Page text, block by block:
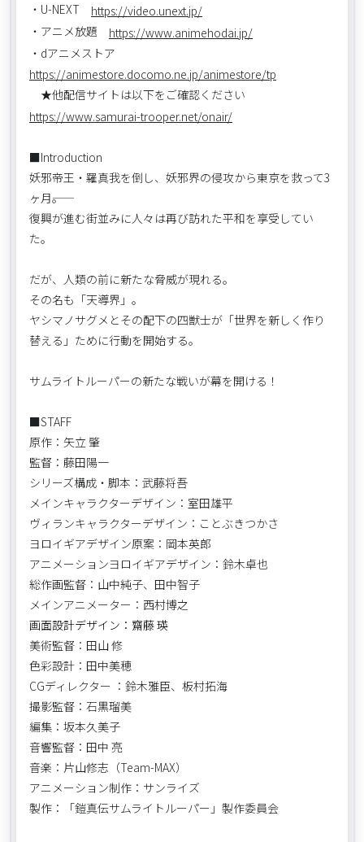
・U-NEXT https://video.unext.jp/
・アニメ放題 https://www.animehodai.jp/
・dアニメストア
https://animestore.docomo.ne.jp/animestore/tp
★他配信サイトは以下をご確認ください
https://www.samurai-trooper.net/onair/
■Introduction
妖邪帝王・羅真我を倒し、妖邪界の侵攻から東京を救って3
ヶ月――。
復興が進む街並みに人々は再び訪れた平和を享受してい
た。
だが、人類の前に新たな脅威が現れる。
その名も「天導界」。
ヤシマノサグメとその配下の四獣士が「世界を新しく作り
替える」ために行動を開始する。
サムライトルーパーの新たな戦いが幕を開ける！
■STAFF
原作：矢立 肇
監督：藤田陽一
シリーズ構成・脚本：武藤将吾
メインキャラクターデザイン：室田雄平
ヴィランキャラクターデザイン：ことぶきつかさ
ヨロイギアデザイン原案：岡本英郎
アニメーションヨロイギアデザイン：鈴木卓也
総作画監督：山中純子、田中智子
メインアニメーター：西村博之
画面設計デザイン：齋藤 瑛
美術監督：田山 修
色彩設計：田中美穂
CGディレクター ：鈴木雅臣、板村拓海
撮影監督：石黒瑠美
編集：坂本久美子
音響監督：田中 亮
音楽：片山修志（Team-MAX）
アニメーション制作：サンライズ
製作：「鎧真伝サムライトルーパー」製作委員会